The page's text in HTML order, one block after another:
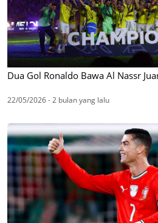
Dua Gol Ronaldo Bawa Al Nassr
22/05/2026 - 2 bulan yang lalu